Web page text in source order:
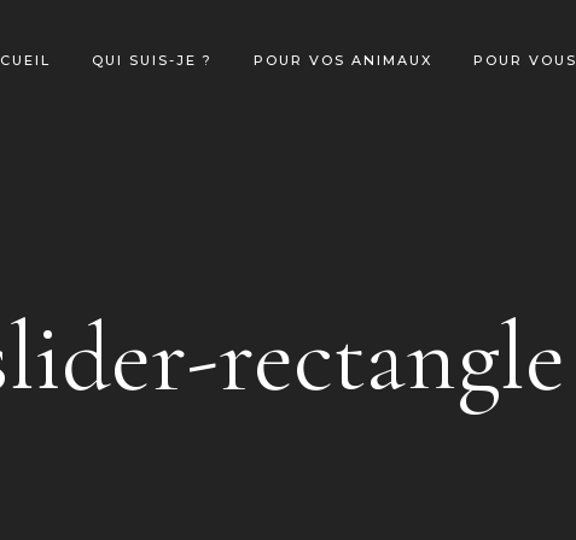
QUI SUIS-JE ? POUR VOS ANIMAUX POUR VOUS
rectangle